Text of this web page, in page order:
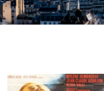
Horror
Misdaad